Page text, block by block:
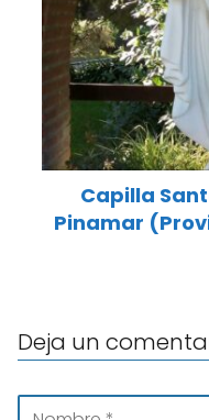
Capilla
Pinamar
Deja un